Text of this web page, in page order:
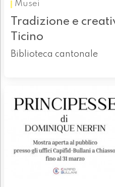
Musei
Tradizione e
Ticino
Biblioteca cantonale